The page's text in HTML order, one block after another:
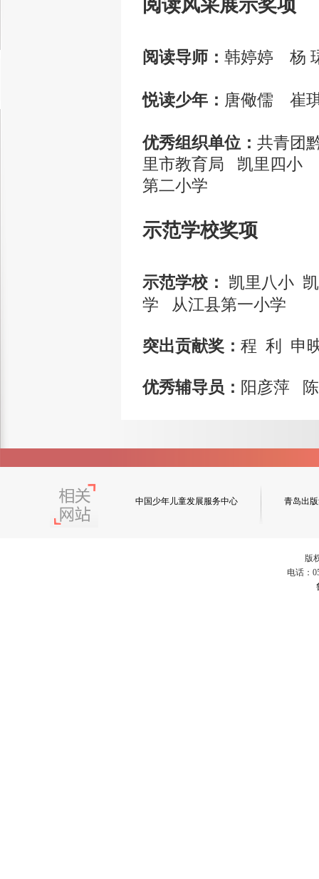
阅读风采展示奖项
阅读导师： 韩婷婷 杨
悦读少年： 唐儆儒 崔
优秀组织单位： 共青团
里市教育局 凯里四
第二小学
示范学校奖项
示范学校： 凯里八小
学 从江县第一小学
突出贡献奖： 程 利 申
优秀辅导员： 阳彦萍
中国少年儿童发展服务中心 青岛出
版
电话：